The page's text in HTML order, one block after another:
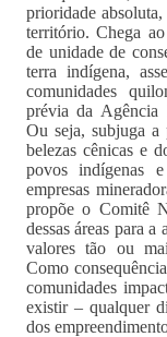
prioridade
território. Chega
de unidade de
terra indígena,
comunidades
prévia da
Ou seja, subjuga a
belezas cênicas e
povos indígenas
empresas
propõe o Comitê
dessas áreas para
valores tão ou
Como
comunidades
existir – qualquer
dos